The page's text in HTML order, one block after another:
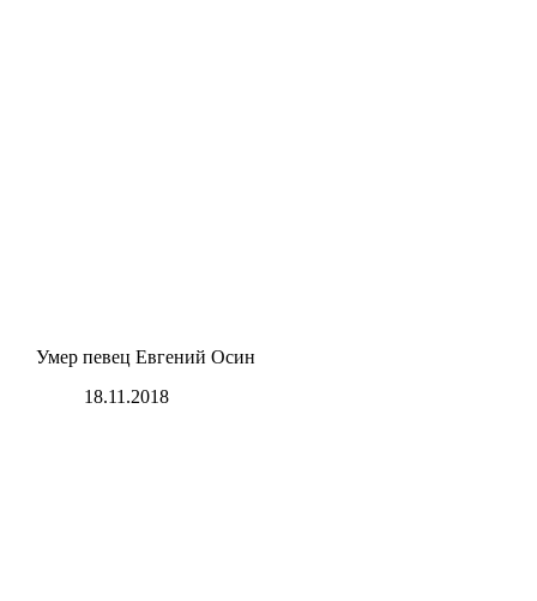
Умер певец Евгений Осин
18.11.2018